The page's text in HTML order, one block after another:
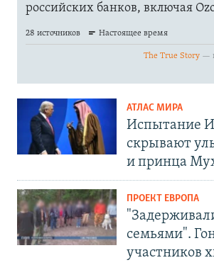
АТЛАС МИРА
Испытание
скрывают
и принца
ПРОЕКТ ЕВРОПА
семьями".
участников